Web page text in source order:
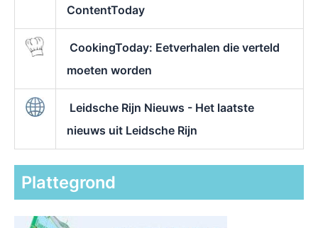
ContentToday
CookingToday: Eetverhalen die verteld
moeten worden
Leidsche Rijn Nieuws - Het laatste
nieuws uit Leidsche Rijn
Plattegrond